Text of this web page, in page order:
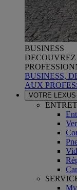
BUSINESS
BUSINESS,
AUX
VOTRE LEXUS